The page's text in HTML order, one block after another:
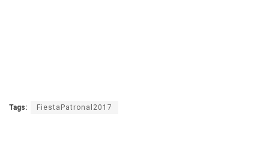
Tags: FiestaPatronal2017